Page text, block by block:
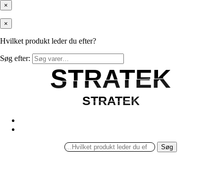
×
×
Hvilket produkt leder du efter?
Søg efter:
STRATEK
STRATEK
STRATEK
STRATEK
Søg